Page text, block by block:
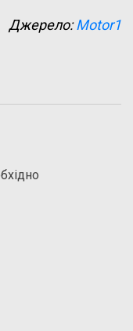
Джерело:Motor1